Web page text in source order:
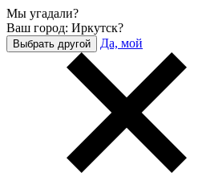
Мы угадали?
Ваш город: Иркутск?
Выбрать другой Да, мой